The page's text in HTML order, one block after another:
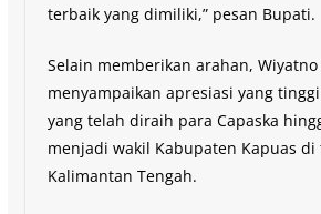
terbaik yang dimiliki,” pesan Bupati.
Selain memberikan arahan, Wiyatno
menyampaikan apresiasi yang
yang telah diraih para Capaska
menjadi wakil Kabupaten Kapuas di
Kalimantan Tengah.